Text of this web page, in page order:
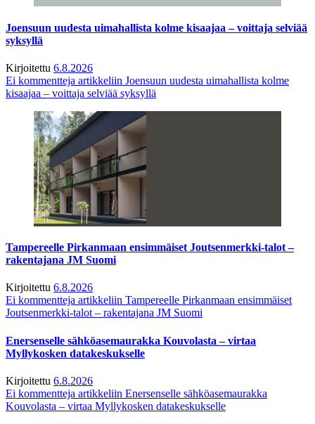
Joensuun uudesta uimahallista kolme kisaajaa – voittaja selviää
syksyllä
Kirjoitettu 6.8.2026
Ei kommentteja artikkeliin Joensuun uudesta uimahallista kolme
kisaajaa – voittaja selviää syksyllä
Tampereelle Pirkanmaan ensimmäiset Joutsenmerkki-talot –
rakentajana JM Suomi
Kirjoitettu 6.8.2026
Ei kommentteja artikkeliin Tampereelle Pirkanmaan ensimmäiset
Joutsenmerkki-talot – rakentajana JM Suomi
Enersenselle sähköasemaurakka Kouvolasta – virtaa
Myllykosken datakeskukselle
Kirjoitettu 6.8.2026
Ei kommentteja artikkeliin Enersenselle sähköasemaurakka
Kouvolasta – virtaa Myllykosken datakeskukselle